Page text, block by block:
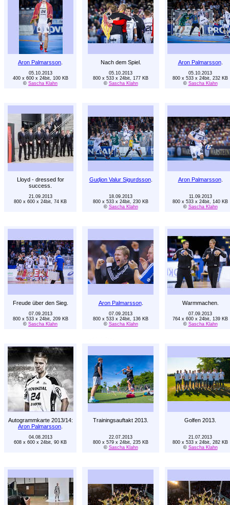
Aron Palmarsson Nach dem Spiel. Aron Palmarsson.
05.10.2013
400 x 600 x 24bit, 100 KB
© Sascha Klahn
05.10.2013
800 x 533 x 24bit, 177 KB
© Sascha Klahn
05.10.2013
800 x 533 x 24bit, 232 KB
© Sascha Klahn
Lloyd - dressed for
success.
Gudjon Valur Sigurdsson. Aron Palmarsson.
21.09.2013
800 x 600 x 24bit, 74 KB
18.09.2013
800 x 533 x 24bit, 230 KB
© Sascha Klahn
11.09.2013
800 x 533 x 24bit, 140 KB
© Sascha Klahn
Freude über den Sieg. Aron Palmarsson. Warmmachen.
07.09.2013
800 x 533 x 24bit, 209 KB
© Sascha Klahn
07.09.2013
800 x 533 x 24bit, 136 KB
© Sascha Klahn
07.09.2013
764 x 600 x 24bit, 139 KB
© Sascha Klahn
Autogrammkarte 2013/14:
Aron Palmarsson
Trainingsauftakt 2013. Golfen 2013.
04.08.2013
608 x 600 x 24bit, 90 KB
22.07.2013
800 x 579 x 24bit, 235 KB
© Sascha Klahn
21.07.2013
800 x 533 x 24bit, 282 KB
© Sascha Klahn